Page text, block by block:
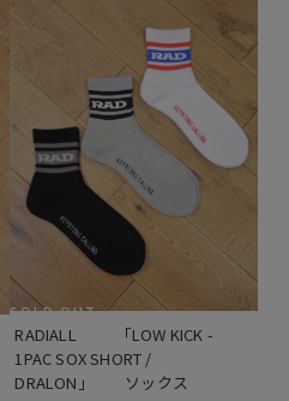
SOLD OUT
RADIALL  　　「LOW KICK -
1PAC SOX SHORT /
DRALON」　　ソックス